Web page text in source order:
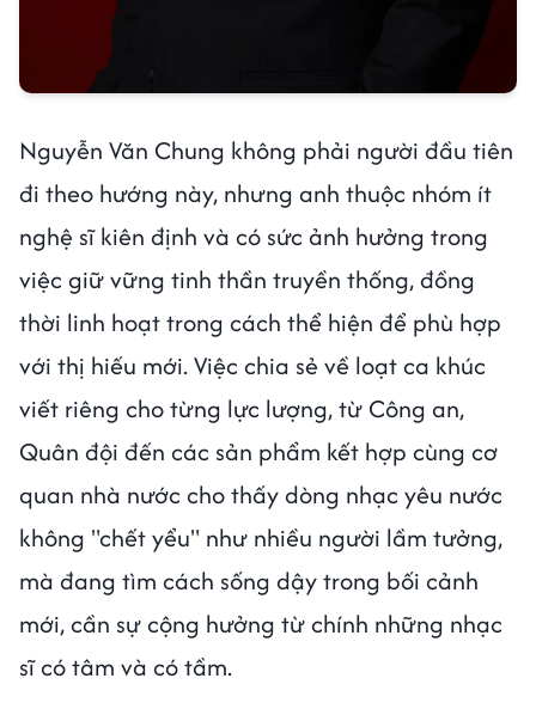
Nguyễn Văn Chung không phải người đầu tiên
đi theo hướng này, nhưng anh thuộc nhóm ít
nghệ sĩ kiên định và có sức ảnh hưởng trong
việc giữ vững tinh thần truyền thống, đồng
thời linh hoạt trong cách thể hiện để phù hợp
với thị hiếu mới. Việc chia sẻ về loạt ca khúc
viết riêng cho từng lực lượng, từ Công an,
Quân đội đến các sản phẩm kết hợp cùng cơ
quan nhà nước cho thấy dòng nhạc yêu nước
không "chết yểu" như nhiều người lầm tưởng,
mà đang tìm cách sống dậy trong bối cảnh
mới, cần sự cộng hưởng từ chính những nhạc
sĩ có tâm và có tầm.